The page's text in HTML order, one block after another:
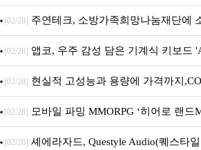
픈
[02/28] 주연테크, 소방가족희망나눔재단에
니터·스마트 펫 침대 기부
[02/28] 앱코, 우주 감성 담은 기계식 키보드
브랜드데이 기획전 진행
[02/28] 현실적 고성능과 용량에 가격까지
M.2 NVMe 디앤디컴 1TB
[02/28] 모바일 파밍 MMORPG ‘히어로 랜드
[02/28] 셰에라자드, Questyle Audio(퀘스타